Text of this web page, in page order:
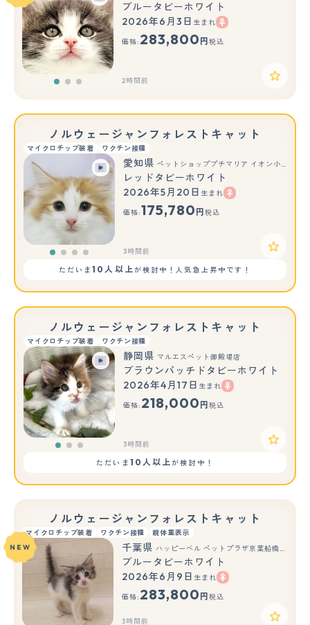
もっと見る
ブルータビーホワイト
2026年6月3日 生まれ
価格: 283,800 円 税込
2時間前
ノルウェージャンフォレストキャット
マイクロチップ装着 ワクチン接種
愛知県 ペットショッププチマリア イオン小牧店
レッドタビーホワイト
2026年5月20日 生まれ
価格:175,780 円 税込
3時間前
ただいま10人以上が検討中！人気急上昇中です！
ノルウェージャンフォレストキャット
マイクロチップ装着 ワクチン接種
もっと見る
静岡県 マルエスペット御殿場店
ブラウンパッチドタビーホワイト
2026年4月17日 生まれ
価格: 218,000 円 税込
3時間前
ただいま 10人以上が検討中！
ノルウェージャンフォレストキャット
マイクロチップ装着 ワクチン接種
親体重表示
NEW
千葉県 ハッピーベル ペットプラザ京葉船橋インター店
ブルータビーホワイト
2026年6月9日 生まれ
価格: 283,800 円 税込
3時間前